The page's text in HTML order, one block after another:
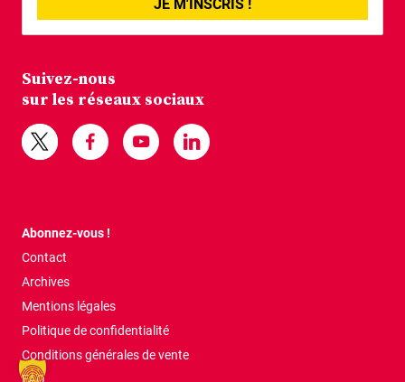
JE M'INSCRIS !
Suivez-nous
sur les réseaux sociaux
Abonnez-vous !
Contact
Archives
Mentions légales
Politique de confidentialité
Conditions générales de vente